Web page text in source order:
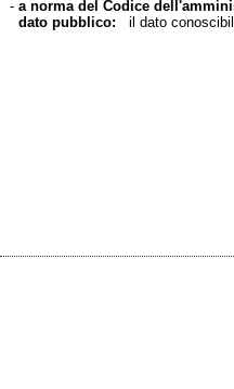
- a norma del Codice
dato pubblico: il dato